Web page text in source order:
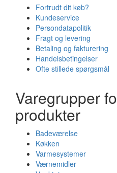
Fortrudt dit køb?
Kundeservice
Persondatapolitik
Fragt og levering
Betaling og fakturering
Handelsbetingelser
Ofte stillede spørgsmål
Varegrupper
produkter
Badeværelse
Køkken
Varmesystemer
Værnemidler